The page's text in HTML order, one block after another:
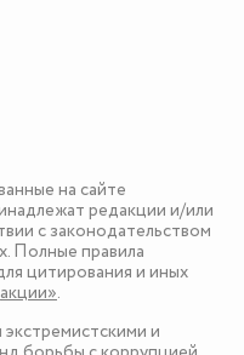
на сайте
редакции и/или
с законодательством
Полные правила
цитирования и иных
.
и